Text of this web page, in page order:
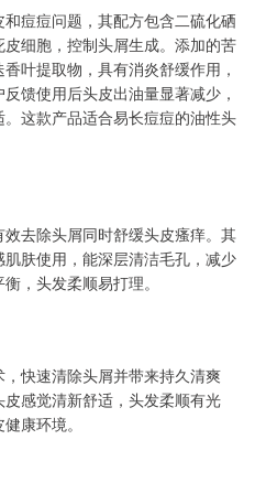
痘痘问题，其配方包含二硫化硒
细胞，控制头屑生成。添加的苦
叶提取物，具有消炎舒缓作用，
馈使用后头皮出油量显著减少，
这款产品适合易长痘痘的油性头
去除头屑同时舒缓头皮瘙痒。其
肤使用，能深层清洁毛孔，减少
，头发柔顺易打理。
快速清除头屑并带来持久清爽
感觉清新舒适，头发柔顺有光
康环境。